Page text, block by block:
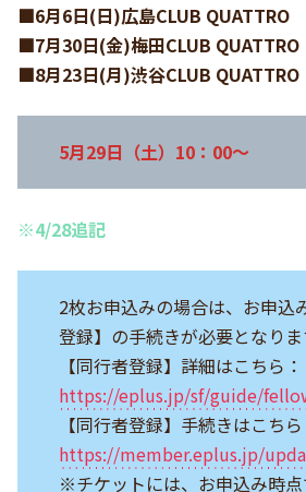
■6月6日(日)広島CLUB QUATTRO
■7月30日(金)梅田CLUB QUATTRO
■8月23日(月)渋谷CLUB QUATTRO
5月29日（土）10：00〜
※4/28追記
2枚お申込みの場合は、お申込
登録】の手続きが必要となりま
【同行者登録】詳細はこちら：
https://eplus.jp/sf/guide/
【同行者登録】手続きはこちら
https://member.eplus.jp/
※チケットには、お申込み時